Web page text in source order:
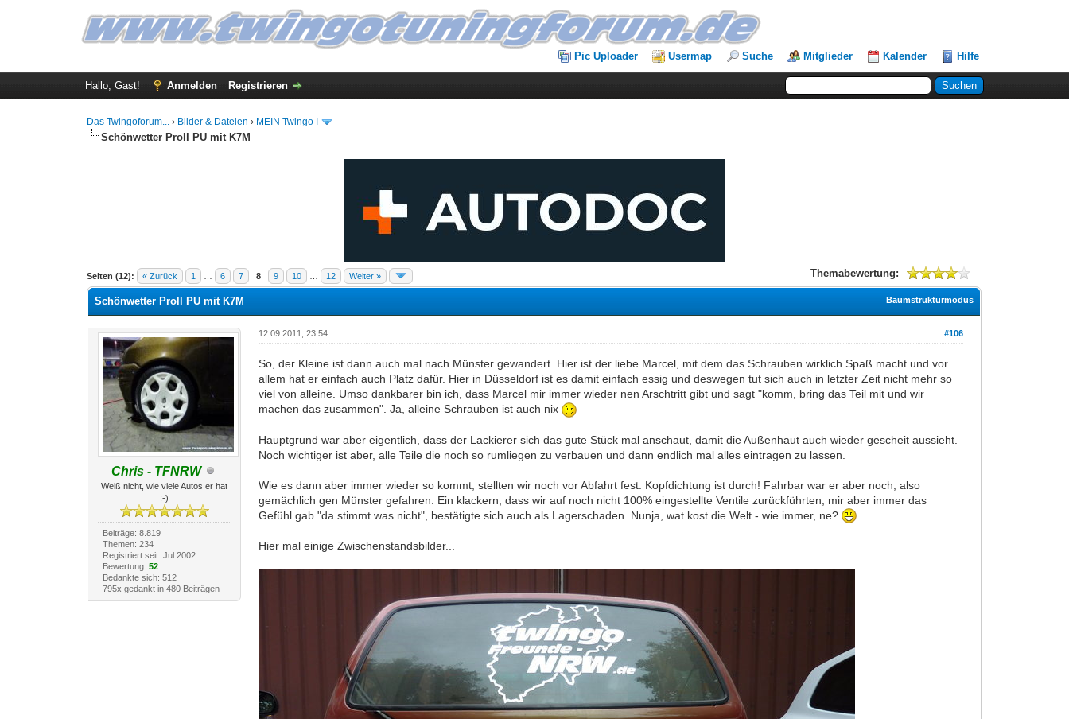
Pic Uploader Usermap Suche Mitglieder Kalender Hilfe
Hallo, Gast! Anmelden Registrieren
Das Twingoforum... › Bilder & Dateien › MEIN Twingo I
Schönwetter Proll PU mit K7M
Seiten (12): « Zurück 1 6 7 8 9 10 12 Weiter » Themabewertung:
10 Bewertung(en) - 4.3 im Durchschnitt
1
2
3
4
5
Baumstrukturmodus
Schönwetter Proll PU mit K7M
Chris - TFNRW
Weiß nicht, wie viele Autos er hat
:-)
Beiträge: 8.819
Themen: 234
Registriert seit: Jul 2002
Bewertung: 52
Bedankte sich: 512
795x gedankt in 480 Beiträgen
#106
12.09.2011, 23:54
So, der Kleine ist dann auch mal nach Münster gewandert. Hier ist der liebe Marcel, mit dem das Schrauben wirklich Spaß macht und vor
allem hat er einfach auch Platz dafür. Hier in Düsseldorf ist es damit einfach essig und deswegen tut sich auch in letzter Zeit nicht mehr so
viel von alleine. Umso dankbarer bin ich, dass Marcel mir immer wieder nen Arschtritt gibt und sagt "komm, bring das Teil mit und wir
machen das zusammen". Ja, alleine Schrauben ist auch nix
Hauptgrund war aber eigentlich, dass der Lackierer sich das gute Stück mal anschaut, damit die Außenhaut auch wieder gescheit aussieht.
Noch wichtiger ist aber, alle Teile die noch so rumliegen zu verbauen und dann endlich mal alles eintragen zu lassen.
Wie es dann aber immer wieder so kommt, stellten wir noch vor Abfahrt fest: Kopfdichtung ist durch! Fahrbar war er aber noch, also
gemächlich gen Münster gefahren. Ein klackern, dass wir auf noch nicht 100% eingestellte Ventile zurückführten, mir aber immer das
Gefühl gab "da stimmt was nicht", bestätigte sich auch als Lagerschaden. Nunja, wat kost die Welt - wie immer, ne?
Hier mal einige Zwischenstandsbilder...